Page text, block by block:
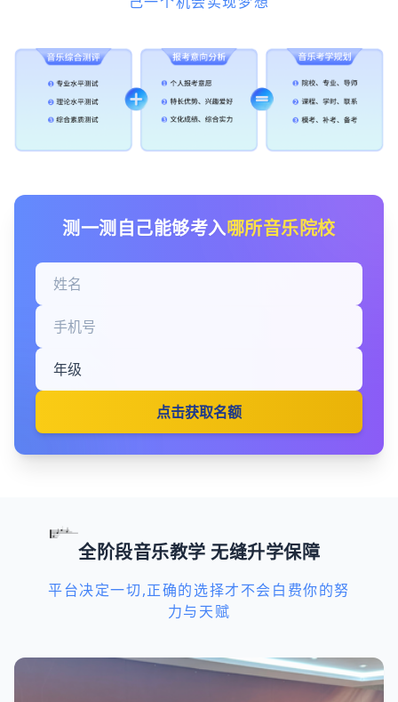
测一测自己能够考入哪所音乐院校
点击获取名额
全阶段音乐教学 无缝升学保障
平台决定一切,正确的选择才不会白费你的努
力与天赋